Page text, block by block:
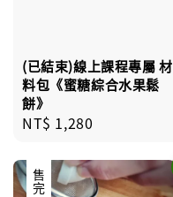
(已結束)線上課程專屬 材
料包《蜜糖綜合水果鬆
餅》
Regular
NT$ 1,280
售完